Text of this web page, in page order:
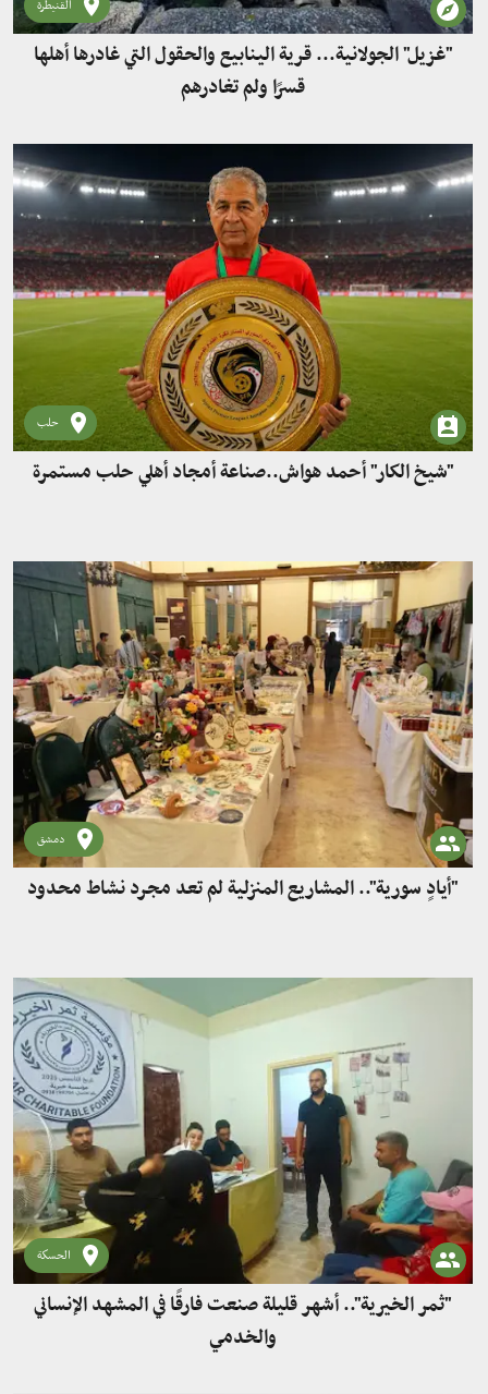
القنيطرة
"غزيل" الجولانية... قرية الينابيع والحقول التي غادرها أهلها
قسرًا ولم تغادرهم
حلب
"شيخ الكار" أحمد هواش..صناعة أمجاد أهلي حلب مستمرة
دمشق
"أيادٍ سورية".. المشاريع المنزلية لم تعد مجرد نشاط محدود
الحسكة
"ثمر الخيرية".. أشهر قليلة صنعت فارقًا في المشهد الإنساني
والخدمي